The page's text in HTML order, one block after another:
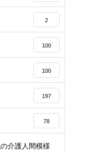
2
100
100
197
78
介護人間模様